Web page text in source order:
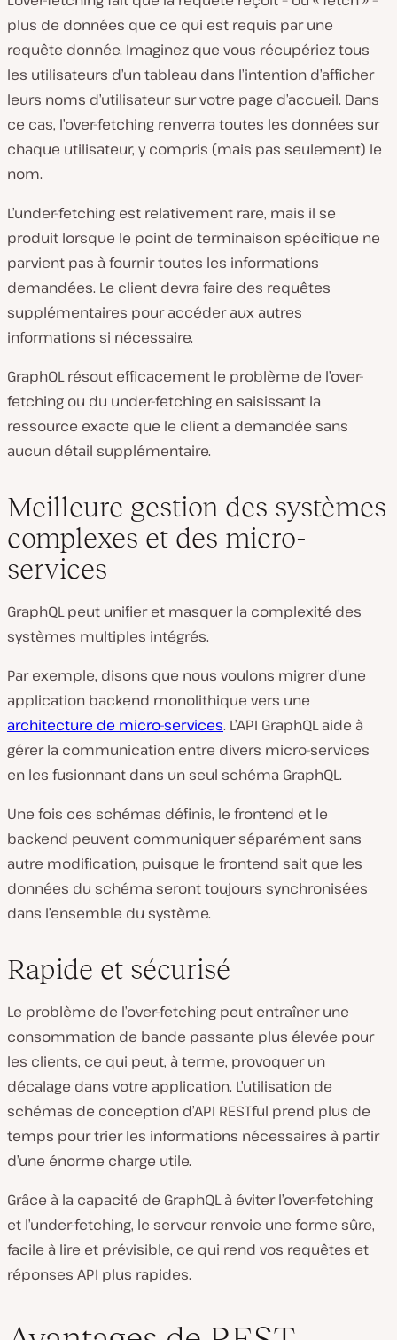
plus de données que ce qui est requis par une
requête donnée. Imaginez que vous récupériez tous
les utilisateurs d’un tableau dans l’intention d’afficher
leurs noms d’utilisateur sur votre page d’accueil. Dans
ce cas, l’over-fetching renverra toutes les données sur
chaque utilisateur, y compris (mais pas seulement) le
nom.
L’under-fetching est relativement rare, mais il se
produit lorsque le point de terminaison spécifique ne
parvient pas à fournir toutes les informations
demandées. Le client devra faire des requêtes
supplémentaires pour accéder aux autres
informations si nécessaire.
GraphQL résout efficacement le problème de l’over-
fetching ou du under-fetching en saisissant la
ressource exacte que le client a demandée sans
aucun détail supplémentaire.
Meilleure gestion des systèmes
complexes et des micro-
services
GraphQL peut unifier et masquer la complexité des
systèmes multiples intégrés.
Par exemple, disons que nous voulons migrer d’une
application backend monolithique vers une
architecture de micro-services. L’API GraphQL aide à
gérer la communication entre divers micro-services
en les fusionnant dans un seul schéma GraphQL.
Une fois ces schémas définis, le frontend et le
backend peuvent communiquer séparément sans
autre modification, puisque le frontend sait que les
données du schéma seront toujours synchronisées
dans l’ensemble du système.
Rapide et sécurisé
Le problème de l’over-fetching peut entraîner une
consommation de bande passante plus élevée pour
les clients, ce qui peut, à terme, provoquer un
décalage dans votre application. L’utilisation de
schémas de conception d’API RESTful prend plus de
temps pour trier les informations nécessaires à partir
d’une énorme charge utile.
Grâce à la capacité de GraphQL à éviter l’over-fetching
et l’under-fetching, le serveur renvoie une forme sûre,
facile à lire et prévisible, ce qui rend vos requêtes et
réponses API plus rapides.